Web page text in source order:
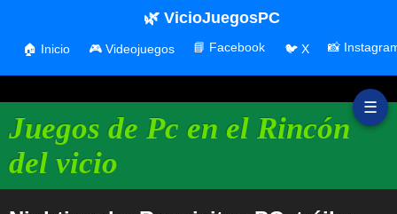
☰
Juegos de Pc en el Rincón
del vicio
🌿 VicioJuegosPC
🏠 Inicio 🎮 Videojuegos 📘 Facebook 🐦 X 📸